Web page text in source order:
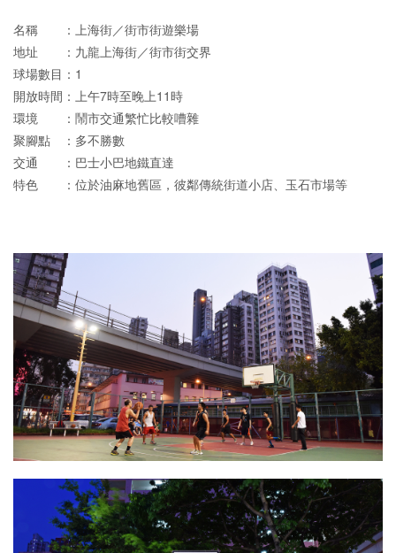
名稱 ：上海街／街市街遊樂場
地址 ：九龍上海街／街市街交界
球場數目：1
開放時間：上午7時至晚上11時
環境 ：鬧市交通繁忙比較嘈雜
聚腳點 ：多不勝數
交通 ：巴士小巴地鐵直達
特色 ：位於油麻地舊區，彼鄰傳統街道小店、玉石市場等